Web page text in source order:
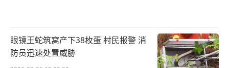
眼镜王蛇筑窝产下38枚蛋 村民报警 消
防员迅速处置威胁